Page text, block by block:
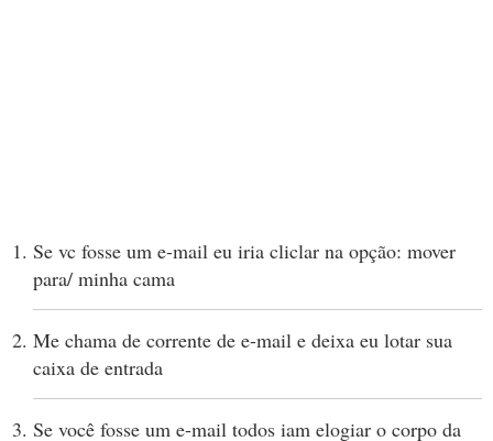
Se vc fosse um e-mail eu iria cliclar na opção: mover
para/ minha cama
Me chama de corrente de e-mail e deixa eu lotar sua
caixa de entrada
Se você fosse um e-mail todos iam elogiar o corpo da